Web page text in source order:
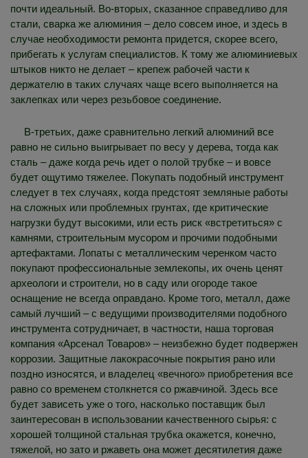
почти идеальный. Во-вторых, сказанное справедливо для
стали, сварка же алюминия – дело совсем иное, и здесь в
случае необходимости ремонта придется, скорее всего,
прибегать к услугам специалистов. К тому же алюминиевых
штыков никто не делает – крепеж рабочей части к
держателю в таких случаях чаще всего выполняется на
заклепках или через резьбовое соединение.
В-третьих, даже сравнительно легкий алюминий все
равно не сильно выигрывает по весу у дерева, тогда как
сталь – даже когда речь идет о полой трубке – и вовсе
будет ощутимо тяжелее. Покупать подобный инструмент
следует в тех случаях, когда предстоят земляные работы
на сложных или проблемных грунтах, где критические
нагрузки будут высокими, или есть риск «встретиться» с
камнями, строительным мусором и прочими подобными
артефактами. Лопаты с металлическим черенком часто
покупают профессиональные землекопы, их очень ценят
археологи и строители, но в саду или огороде такое
оснащение не всегда оправдано. Кроме того, металл, даже
самый лучший – с ведущими производителями подобного
инструмента сотрудничает, в частности, наша торговая
компания «Арсенал Товаров» – неизбежно будет подвержен
коррозии. Защитные лакокрасочные покрытия рано или
поздно износятся, и владелец «вечного» приобретения все
равно со временем столкнется со ржавчиной. Здесь все
будет зависеть уже о того, насколько поставщик был
заинтересован в использовании качественного сырья: с
хорошей толщиной стальная трубка окажется, конечно,
тяжелой, но зато и ржаветь она может десятилетия даже